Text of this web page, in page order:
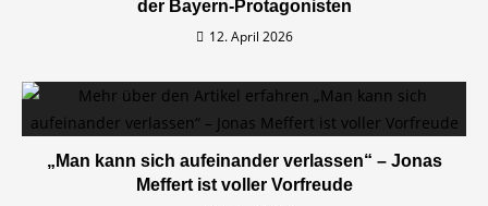
der Bayern-Protagonisten
12. April 2026
„Man kann sich aufeinander verlassen“ – Jonas
Meffert ist voller Vorfreude